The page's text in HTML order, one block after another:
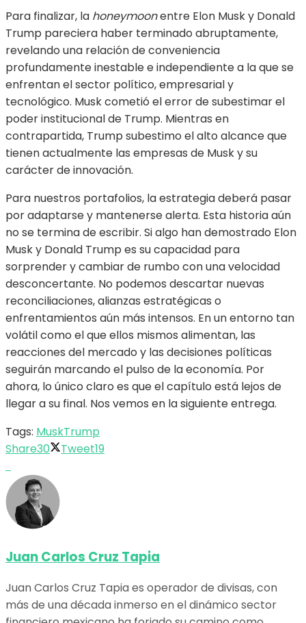
Para finalizar, la honeymoonentre Elon Musk y Donald
Trump pareciera haber terminado abruptamente,
revelando una relación de conveniencia
profundamente inestable e independiente a la que se
enfrentan el sector político, empresarial y
tecnológico. Musk cometió el error de subestimar el
poder institucional de Trump. Mientras en
contrapartida, Trump subestimo el alto alcance que
tienen actualmente las empresas de Musk y su
carácter de innovación.
Para nuestros portafolios, la estrategia deberá pasar
por adaptarse y mantenerse alerta. Esta historia aún
no se termina de escribir. Si algo han demostrado Elon
Musk y Donald Trump es su capacidad para
sorprender y cambiar de rumbo con una velocidad
desconcertante. No podemos descartar nuevas
reconciliaciones, alianzas estratégicas o
enfrentamientos aún más intensos. En un entorno tan
volátil como el que ellos mismos alimentan, las
reacciones del mercado y las decisiones políticas
seguirán marcando el pulso de la economía. Por
ahora, lo único claro es que el capítulo está lejos de
llegar a su final. Nos vemos en la siguiente entrega.
Tags: MuskTrump
Share30 Tweet19
Juan Carlos Cruz Tapia
Juan Carlos Cruz Tapia es operador de divisas, con
más de una década inmerso en el dinámico sector